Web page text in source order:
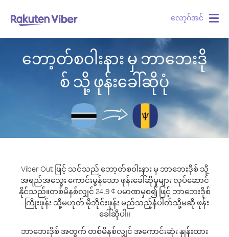
လော့ဂ်အင်
ဘော့တ်စဝါးနား မှ ဘာဘေးဒို
စ် သို့ ဖုန်းခေါ်ဆိုပုံ
Viber Out ဖြင့် သင်သည် ဘော့တ်စဝါးနား မှ ဘာဘေးဒိုစ် သို့
အရည်အသွေး ကောင်းမွန်သော ဖုန်းခေါ်ဆိုမှုများ လုပ်ဆောင်
နိုင်သည်။တစ်မိနစ်လျှင် 24.9 ¢ ပမာဏမှစ၍ ဖြင့် ဘာဘေးဒိုစ်
- ကြိုးဖုန်း သို့မဟုတ် မိုဘိုင်းဖုန်း မည်သည့်နံပါတ်သို့မဆို ဖုန်း
ခေါ်ဆိုပါ။
ဘာဘေးဒိုစ် အတွက် တစ်မိနစ်လျှင် အကောင်းဆုံး နှုန်းထား